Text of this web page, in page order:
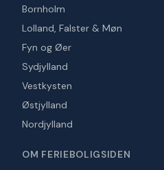
Bornholm
Lolland, Falster & Møn
Fyn og Øer
Sydjylland
Vestkysten
Østjylland
Nordjylland
OM FERIEBOLIGSIDEN